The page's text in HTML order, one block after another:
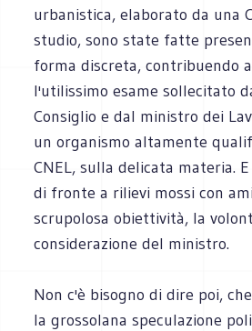
urbanistica, elaborato da una
studio, sono state fatte
forma discreta, contribuendo
l'utilissimo esame sollecitato
Consiglio e dal ministro dei
un organismo altamente
CNEL, sulla delicata materia.
di fronte a rilievi mossi con
scrupolosa obiettività, la
considerazione del ministro.
Non c'è bisogno di dire poi,
la grossolana speculazione